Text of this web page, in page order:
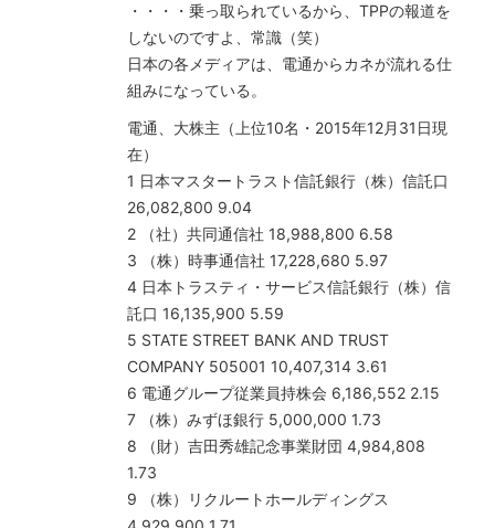
・・・・乗っ取られているから、TPPの報道を
しないのですよ、常識（笑）
日本の各メディアは、電通からカネが流れる仕
組みになっている。
電通、大株主（上位10名・2015年12月31日現
在）
1 日本マスタートラスト信託銀行（株）信託口
26,082,800 9.04
2 （社）共同通信社 18,988,800 6.58
3 （株）時事通信社 17,228,680 5.97
4 日本トラスティ・サービス信託銀行（株）信
託口 16,135,900 5.59
5 STATE STREET BANK AND TRUST
COMPANY 505001 10,407,314 3.61
6 電通グループ従業員持株会 6,186,552 2.15
7 （株）みずほ銀行 5,000,000 1.73
8 （財）吉田秀雄記念事業財団 4,984,808
1.73
9 （株）リクルートホールディングス